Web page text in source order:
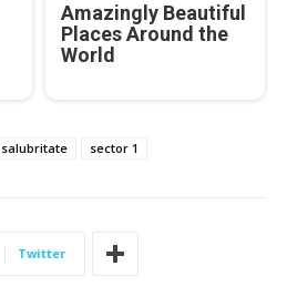
Amazingly Beautiful
Places Around the
World
salubritate sector 1
Twitter